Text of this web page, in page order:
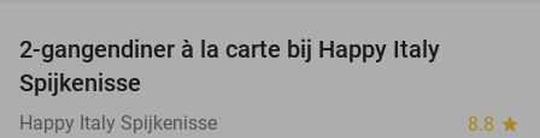
2-gangendiner à la carte bij Happy Italy
Spijkenisse
Happy Italy Spijkenisse 8.8 star